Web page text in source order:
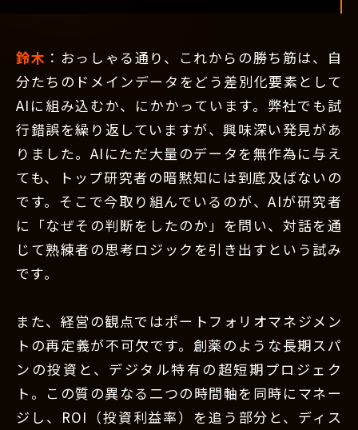
鈴木 ：おっしゃる通り、これからの勝ち筋は、自
分たちのドメインデータをどう差別化要素として
AIに組み込むか、にかかっています。弊社でも試
行錯誤を繰り返していますが、興味深い発見があ
りました。AIにただ大量のデータを無作為に与え
ても、トップ研究者の暗黙知には到底及ばないの
です。そこで今取り組んでいるのが、AIが研究者
に「なぜその判断をしたのか」を問い、対話を通
じて熟練者の思考ロジックを引き出すという試み
です。
また、経営の観点ではポートフォリオマネジメン
トの再定義が不可欠です。創薬のような長期スパ
ンの投資と、デジタル特有の超短期プロジェク
ト。この質の異なる二つの時間軸を同時にマネー
ジし、ROI（投資利益率）を追う部分と、ディス